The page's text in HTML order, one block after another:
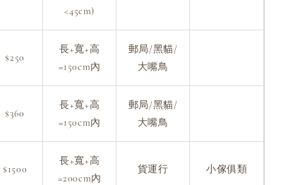
<45cm)
$250
長+寬+高
=150cm內
郵局/黑貓/
大嘴鳥
$360
長+寬+高
=150cm內
郵局/黑貓/
大嘴鳥
$1500
長+寬+高
=200cm內
貨運行 小傢俱類